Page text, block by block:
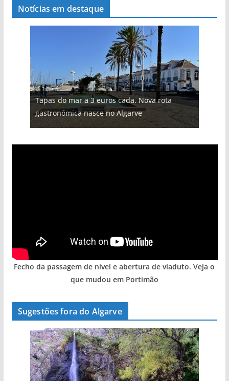
Notícias em destaque
Tapas do mar a 3 euros cada. Nova rota
gastronómica nasce no Algarve
Fecho da passagem de nível e abertura de viaduto. Veja o
que mudou em Portimão
Sugestões fora do Algarve